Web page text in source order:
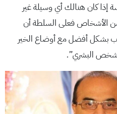
إذا كان هنالك أي وسيلة غير
الأشخاص فعلى السلطة أن
بشكل أفضل مع أوضاع الخير
الشخص البشري”.